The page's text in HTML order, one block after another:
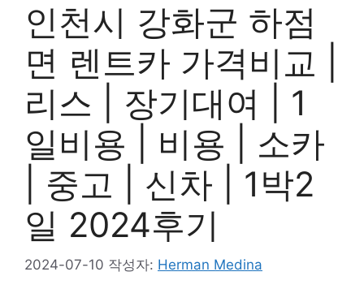
인천시 강화군 하점
면 렌트카 가격비교 |
리스 | 장기대여 | 1
일비용 | 비용 | 소카
| 중고 | 신차 | 1박2
일 2024후기
2024-07-10 작성자: Herman Medina